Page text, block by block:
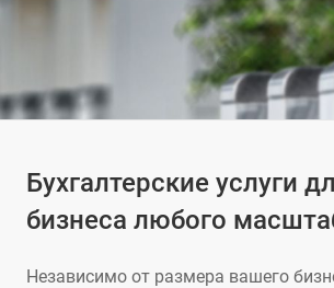
Бухгалтерские услуги
бизнеса любого
Независимо от размера вашего